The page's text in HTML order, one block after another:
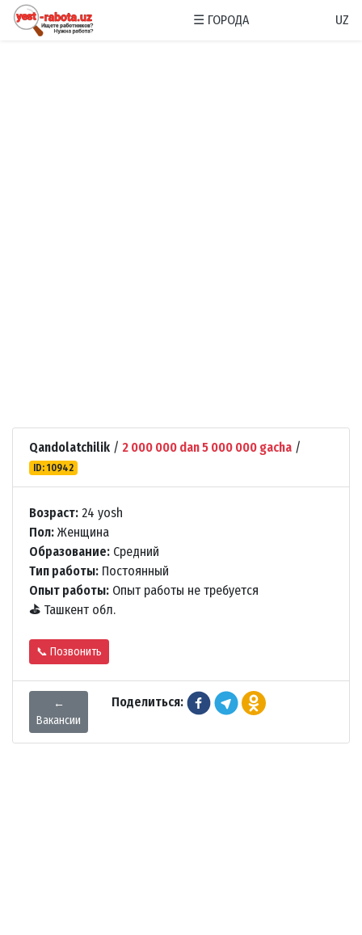
☰ ГОРОДА UZ
Qandolatchilik / 2 000 000 dan 5 000 000 gacha /
ID: 10942
Возраст: 24 yosh
Пол: Женщина
Образование: Средний
Тип работы: Постоянный
Опыт работы: Опыт работы не требуется
⛳ Ташкент обл.
📞 Позвонить
←
Вакансии
Поделиться: